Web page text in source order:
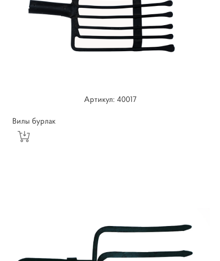
Артикул: 40017
Вилы бурлак